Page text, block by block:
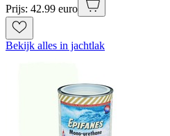
Prijs: 42.99 euro
Bekijk alles in jachtlak